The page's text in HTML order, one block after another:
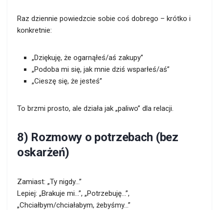
Raz dziennie powiedzcie sobie coś dobrego – krótko i
konkretnie:
„Dziękuję, że ogarnąłeś/aś zakupy”
„Podoba mi się, jak mnie dziś wsparłeś/aś”
„Cieszę się, że jesteś”
To brzmi prosto, ale działa jak „paliwo” dla relacji.
8) Rozmowy o potrzebach (bez
oskarżeń)
Zamiast: „Ty nigdy…”
Lepiej: „Brakuje mi…”, „Potrzebuję…”,
„Chciałbym/chciałabym, żebyśmy…”